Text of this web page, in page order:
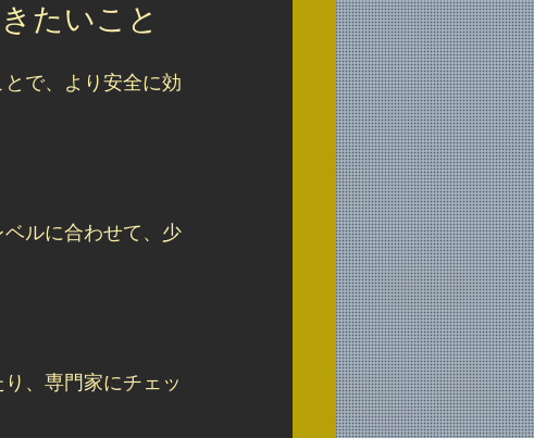
たいこと
で、より安全に効
ルに合わせて、少
、専門家にチェッ